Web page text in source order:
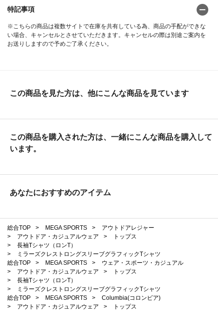
特記事項
※こちらの商品は複数サイトで在庫を共有している為、商品の手配ができな
い場合、キャンセルとさせていただきます。キャンセルの際は別途ご案内を
お送りしますので予めご了承ください。
この商品を見た方は、他にこんな商品を見ています
この商品を購入された方は、一緒にこんな商品を購入して
います。
あなたにおすすめのアイテム
総合TOP > MEGA SPORTS >
アウトドアレジャー
>
アウトドア・カジュアルウェア >
トップス
>
長袖Tシャツ（ロンT）
>
ミラーズクレストロングスリーブグラフィックTシャツ
総合TOP
> MEGA SPORTS >
ウェア・スポーツ・カジュアル
>
アウトドア・カジュアルウェア >
トップス
>
長袖Tシャツ（ロンT）
>
ミラーズクレストロングスリーブグラフィックTシャツ
総合TOP
> MEGA SPORTS >
Columbia(コロンビア)
>
アウトドア・カジュアルウェア >
トップス